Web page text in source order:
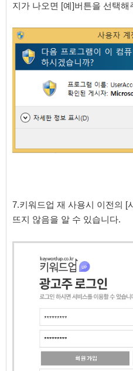
지가 나오면 [예]버튼을 선택해
7.키워드업 재 사용시 이전의 [
뜨지 않음을 알 수 있습니다.